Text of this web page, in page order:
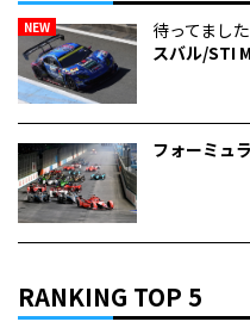
NEW
待ってました
スバル/STI
フォーミュ
RANKING TOP 5